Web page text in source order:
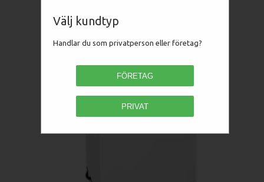
Välj kundtyp
Handlar du som privatperson eller företag?
FÖRETAG
PRIVAT